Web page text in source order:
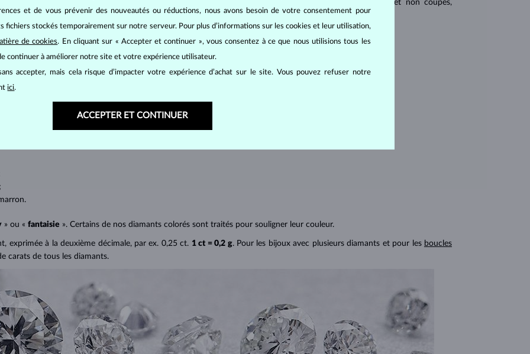
baguette, cœur, larme, ovale ou princesse (quadrilatère ou triangulaire avec angles pointus et non coupés,
).
quantité, la taille et la répartition des inclusions ou bien des imperfections internes du diamant :
transparence absolue sans inclusions,
– diamants avec très petites inclusions,
avec petites inclusions,
en République tchèque – diamants avec des inclusions moyennes ou plus grandes visibles à l’œil nu.
est notée selon l’échelle internationale :
» ou « fantaisie ». Certains de nos diamants colorés sont traités pour souligner leur couleur.
exprimée à la deuxième décimale, par ex. 0,25 ct. 1 ct = 0,2 g. Pour les bijoux avec plusieurs diamants et pour les boucles
carats de tous les diamants.
et de vous prévenir des nouveautés ou réductions, nous avons besoin de votre consentement pour
fichiers stockés temporairement sur notre serveur. Pour plus d’informations sur les cookies et leur utilisation,
de cookies. En cliquant sur « Accepter et continuer », vous consentez à ce que nous utilisions tous les
continuer à améliorer notre site et votre expérience utilisateur.
accepter, mais cela risque d’impacter votre expérience d’achat sur le site. Vous pouvez refuser notre
ici.
ACCEPTER ET CONTINUER